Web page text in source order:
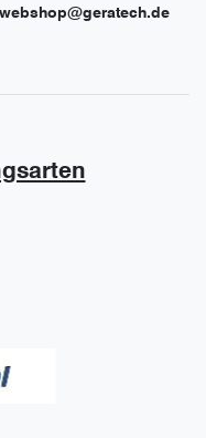
webshop@geratech.de